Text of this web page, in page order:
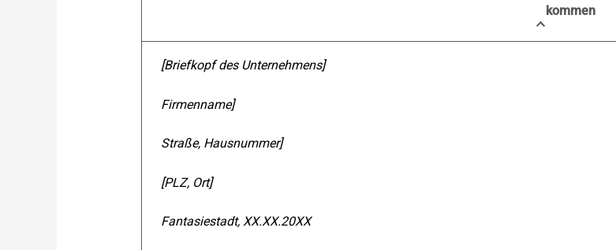
kommen
[Briefkopf des Unternehmens]
Firmenname]
Straße, Hausnummer]
[PLZ, Ort]
Fantasie­stadt, XX.XX.20XX